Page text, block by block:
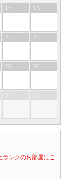
15 16
22 23
29 30
ランクのお部屋にご